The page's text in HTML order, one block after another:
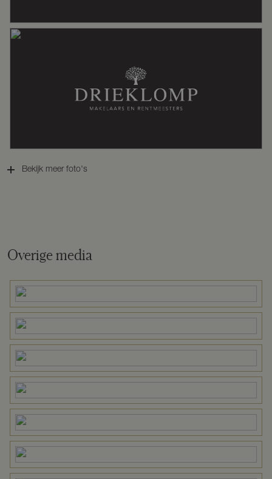
Cv ketel
Oppervlakte 650 m²
Eigendomssituatie
Perceel BAA01-K-71
Omvang Geheel perceel
Perceelnaam
Bekijk meer foto's
Overige media